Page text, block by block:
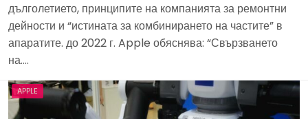
дълголетието, принципите на компанията за ремонтни
дейности и “истината за комбинирането на частите” в
апаратите. до 2022 г. Apple обяснява: “Свързването
на….
APPLE